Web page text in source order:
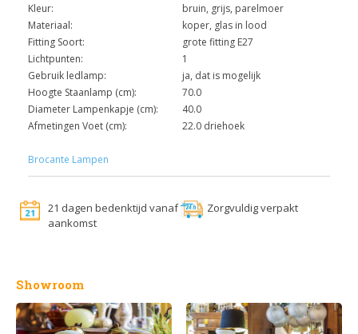
Kleur:
bruin, grijs, parelmoer
Materiaal:
koper, glas in lood
Fitting Soort:
grote fitting E27
Lichtpunten:
1
Gebruik ledlamp:
ja, dat is mogelijk
Hoogte Staanlamp (cm):
70.0
Diameter Lampenkapje (cm):
40.0
Afmetingen Voet (cm):
22.0 driehoek
Brocante Lampen
21 dagen bedenktijd vanaf
aankomst
Zorgvuldig verpakt
Showroom